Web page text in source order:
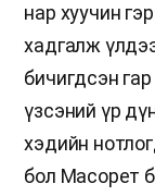
нар хуучин
хадгалж
бичигдсэн
үзсэний үр
хэдийн
бол Масорет